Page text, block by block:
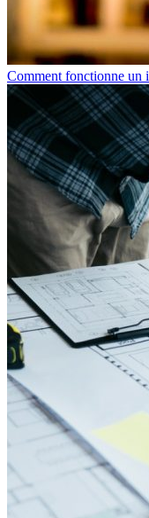
Comment fonctionne un